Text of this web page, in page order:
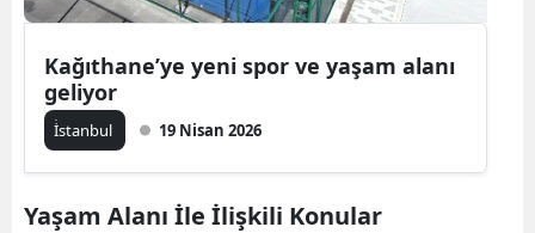
Kağıthane’ye yeni spor ve yaşam alanı
geliyor
İ̇stanbul 19 Nisan 2026
Yaşam Alanı İle İlişkili Konular